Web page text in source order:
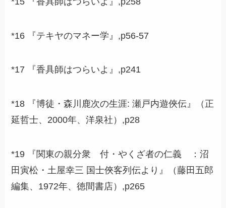
*16 『テキヤのマネー学』,p56-57
*17 『香具師はつらいよ』,p241
*18 『博徒・森川鹿次の生涯: 瀬戸内遊俠伝』（正
延哲士、2000年、洋泉社）,p28
*19 『関東の親分衆 付・やくざ者の仁義 ：沼
田寅松・土屋幸三 国士俠客列伝より』（藤田五郎
編集、1972年、徳間書店）,p265